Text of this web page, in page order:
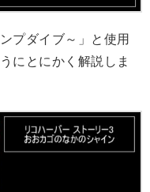
プダイブ～」と使用
にとにかく解説しま